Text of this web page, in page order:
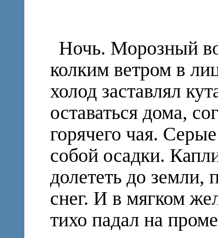
Ночь. Морозный
колким ветром в
холод заставлял
оставаться дома,
горячего чая.
собой осадки.
долететь до
снег. И в мягком
тихо падал на